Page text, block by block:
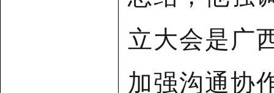
立大会是广
加强沟通协